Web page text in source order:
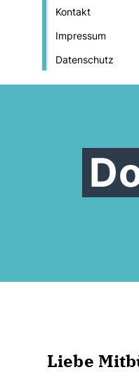
Kontakt
Impressum
Datenschutz
Liebe